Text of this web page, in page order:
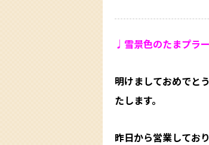
♩雪景色のたまプラ
明けましておめでと
たします。
昨日から営業してお